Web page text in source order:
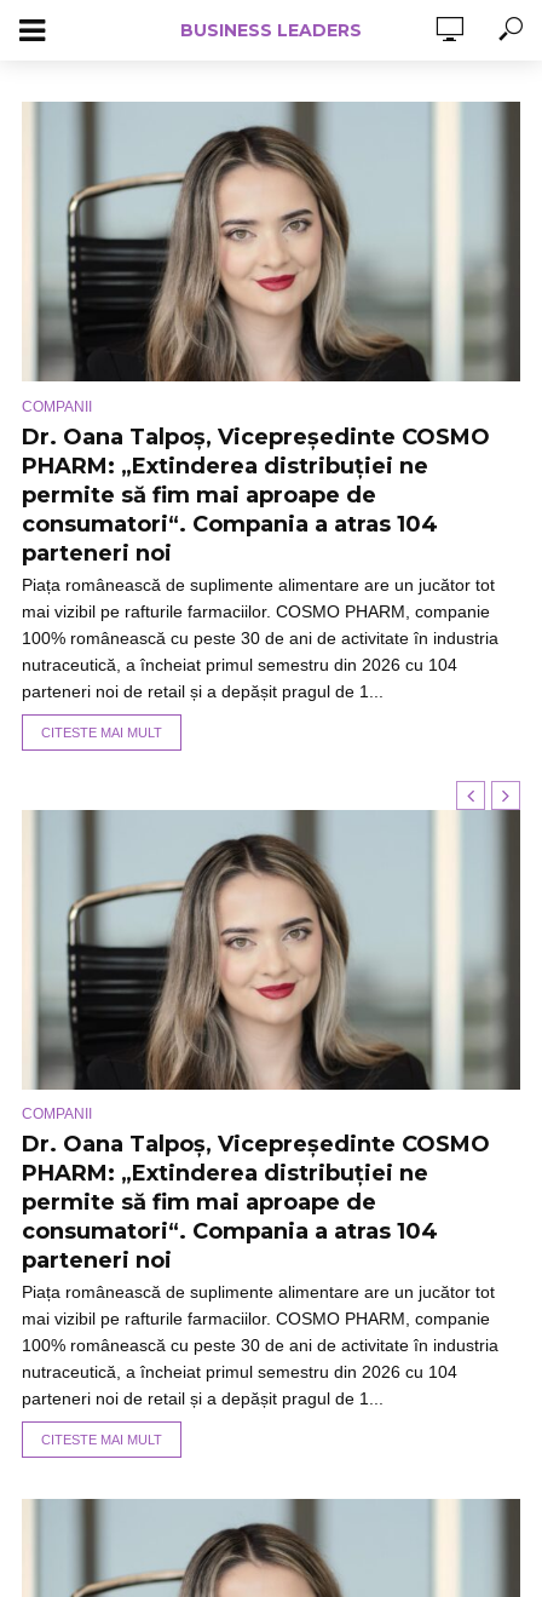
BUSINESS LEADERS
COMPANII
Dr. Oana Talpoș, Vicepreședinte COSMO
PHARM: „Extinderea distribuției ne
permite să fim mai aproape de
consumatori“. Compania a atras 104
parteneri noi
Piața românească de suplimente alimentare are un jucător tot
mai vizibil pe rafturile farmaciilor. COSMO PHARM, companie
100% românească cu peste 30 de ani de activitate în industria
nutraceutică, a încheiat primul semestru din 2026 cu 104
parteneri noi de retail și a depășit pragul de 1...
CITESTE MAI MULT
COMPANII
Dr. Oana Talpoș, Vicepreședinte COSMO
PHARM: „Extinderea distribuției ne
permite să fim mai aproape de
consumatori“. Compania a atras 104
parteneri noi
Piața românească de suplimente alimentare are un jucător tot
mai vizibil pe rafturile farmaciilor. COSMO PHARM, companie
100% românească cu peste 30 de ani de activitate în industria
nutraceutică, a încheiat primul semestru din 2026 cu 104
parteneri noi de retail și a depășit pragul de 1...
CITESTE MAI MULT